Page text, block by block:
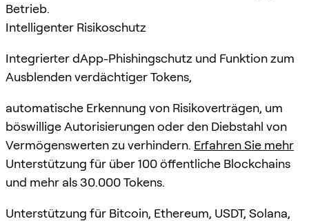
Betrieb.
Intelligenter Risikoschutz
Integrierter dApp-Phishingschutz und Funktion zum
Ausblenden verdächtiger Tokens,
automatische Erkennung von Risikoverträgen, um
böswillige Autorisierungen oder den Diebstahl von
Vermögenswerten zu verhindern. Erfahren Sie mehr
Unterstützung für über 100 öffentliche Blockchains
und mehr als 30.000 Tokens.
Unterstützung für Bitcoin, Ethereum, USDT, Solana,